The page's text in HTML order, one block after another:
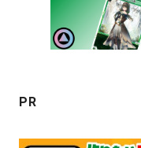
シ
PR